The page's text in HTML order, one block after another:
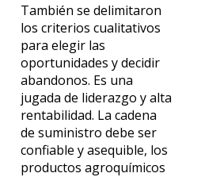
También se delimitaron
los criterios cualitativos
para elegir las
oportunidades y decidir
abandonos. Es una
jugada de liderazgo y alta
rentabilidad. La cadena
de suministro debe ser
confiable y asequible, los
productos agroquímicos